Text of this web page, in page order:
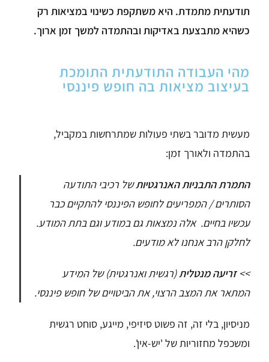
תודעתית מתמדת. היא משתקפת כשינוי במציאות רק
כשהיא מתבצעת באדיקות ובהתמדה למשך זמן ארוך.
מהי העבודה התודעתית התומכת
בעיצוב מציאות בה חופש פיננסי
מעשית מדובר בשתי פעולות שמתרחשות במקביל,
בהתמדה ולאורך זמן:
התמרת התבניות האנרגטיותשל רכיבי התודעה
הסותרים / המפריעים לחופש הפיננסי להתקיים כבר
עכשיו בחיים. אלה נמצאות גם במודע וגם בתת המודע.
לחלקן הרב אנחנו לא מודעים.
>>זריעה מנטלית(רגשית ואנרגטית) של המידע
המתאר את המצב הרצוי, את הביטויים של חופש פיננסי.
מניסיון, בלי זה, זה פשוט סיזיפי, מייגע, סוחט רגשית
ומשכפל מחזוריות של 'יש-אין'.